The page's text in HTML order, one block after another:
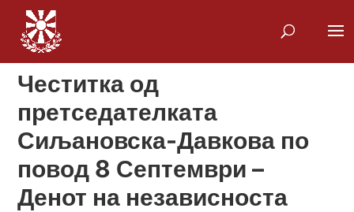
Честитка од
претседателката
Сиљановска-Давкова по
повод 8 Септември –
Денот на независноста